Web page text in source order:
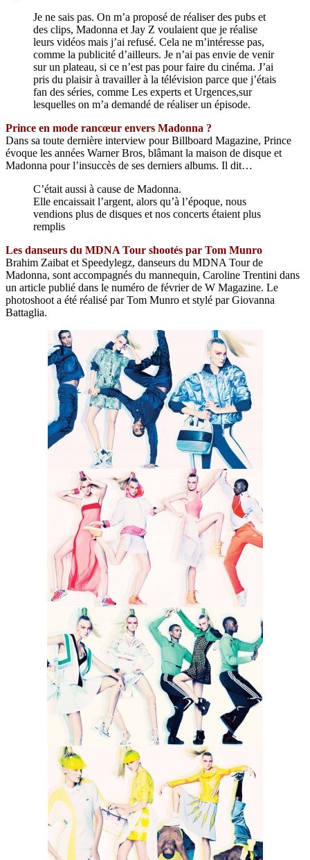
Je ne sais pas. On m’a proposé de réaliser des pubs et
des clips, Madonna et Jay Z voulaient que je réalise
leurs vidéos mais j’ai refusé. Cela ne m’intéresse pas,
comme la publicité d’ailleurs. Je n’ai pas envie de venir
sur un plateau, si ce n’est pas pour faire du cinéma. J’ai
pris du plaisir à travailler à la télévision parce que j’étais
fan des séries, comme Les experts et Urgences,sur
lesquelles on m’a demandé de réaliser un épisode.
Prince en mode rancœur envers Madonna ?
Dans sa toute dernière interview pour Billboard Magazine, Prince
évoque les années Warner Bros, blâmant la maison de disque et
Madonna pour l’insuccès de ses derniers albums. Il dit…
C’était aussi à cause de Madonna.
Elle encaissait l’argent, alors qu’à l’époque, nous
vendions plus de disques et nos concerts étaient plus
remplis
Les danseurs du MDNA Tour shootés par Tom Munro
Brahim Zaibat et Speedylegz, danseurs du MDNA Tour de
Madonna, sont accompagnés du mannequin, Caroline Trentini dans
un article publié dans le numéro de février de W Magazine. Le
photoshoot a été réalisé par Tom Munro et stylé par Giovanna
Battaglia.